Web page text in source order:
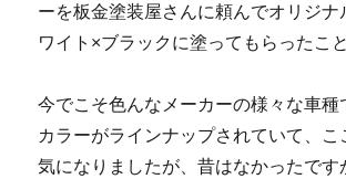
ーを板金塗装屋さんに頼んでオリジナ
ワイト×ブラックに塗ってもらったこ
今でこそ色んなメーカーの様々な車種
カラーがラインナップされていて、こ
気になりましたが、昔はなかったです